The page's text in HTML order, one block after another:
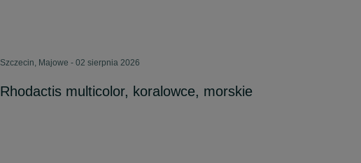
Szczecin, Majowe - 02 sierpnia 2026
Rhodactis multicolor, koralowce, morskie